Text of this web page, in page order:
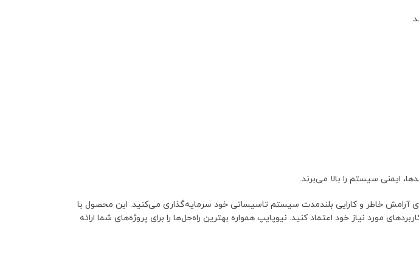
ایمنی سیستم را بالا می‌برند.
آرامش خاطر و کارایی بلندمدت سیستم تاسیساتی خود سرمایه‌گذاری می‌کنید. این محصول با
مورد نیاز خود اعتماد کنید. نیوپایپ همواره بهترین راه‌حل‌ها را برای پروژه‌های شما ارائه